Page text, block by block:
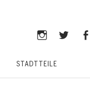
STADTTEILE